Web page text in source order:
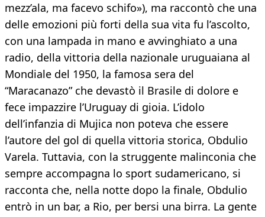
mezz’ala, ma facevo schifo»), ma raccontò che una
delle emozioni più forti della sua vita fu l’ascolto,
con una lampada in mano e avvinghiato a una
radio, della vittoria della nazionale uruguaiana al
Mondiale del 1950, la famosa sera del
“Maracanazo” che devastò il Brasile di dolore e
fece impazzire l’Uruguay di gioia. L’idolo
dell’infanzia di Mujica non poteva che essere
l’autore del gol di quella vittoria storica, Obdulio
Varela. Tuttavia, con la struggente malinconia che
sempre accompagna lo sport sudamericano, si
racconta che, nella notte dopo la finale, Obdulio
entrò in un bar, a Rio, per bersi una birra. La gente